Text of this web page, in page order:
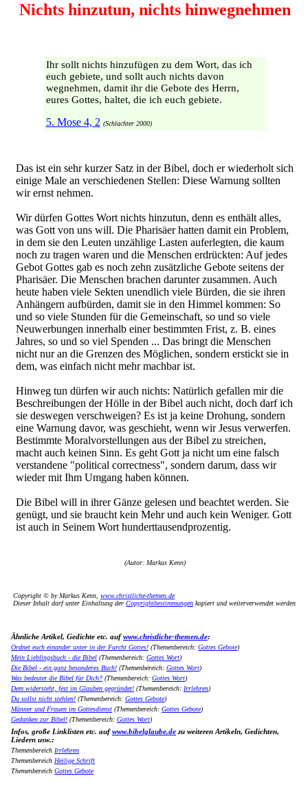
Nichts hinzutun, nichts hinwegnehmen
Ihr sollt nichts hinzufügen zu dem Wort, das ich
euch gebiete, und sollt auch nichts davon
wegnehmen, damit ihr die Gebote des Herrn,
eures Gottes, haltet, die ich euch gebiete.
5. Mose 4, 2 (Schlachter 2000)
Das ist ein sehr kurzer Satz in der Bibel, doch er wiederholt sich
einige Male an verschiedenen Stellen: Diese Warnung sollten
wir ernst nehmen.
Wir dürfen Gottes Wort nichts hinzutun, denn es enthält alles,
was Gott von uns will. Die Pharisäer hatten damit ein Problem,
in dem sie den Leuten unzählige Lasten auferlegten, die kaum
noch zu tragen waren und die Menschen erdrückten: Auf jedes
Gebot Gottes gab es noch zehn zusätzliche Gebote seitens der
Pharisäer. Die Menschen brachen darunter zusammen. Auch
heute haben viele Sekten unendlich viele Bürden, die sie ihren
Anhängern aufbürden, damit sie in den Himmel kommen: So
und so viele Stunden für die Gemeinschaft, so und so viele
Neuwerbungen innerhalb einer bestimmten Frist, z. B. eines
Jahres, so und so viel Spenden ... Das bringt die Menschen
nicht nur an die Grenzen des Möglichen, sondern erstickt sie in
dem, was einfach nicht mehr machbar ist.
Hinweg tun dürfen wir auch nichts: Natürlich gefallen mir die
Beschreibungen der Hölle in der Bibel auch nicht, doch darf ich
sie deswegen verschweigen? Es ist ja keine Drohung, sondern
eine Warnung davor, was geschieht, wenn wir Jesus verwerfen.
Bestimmte Moralvorstellungen aus der Bibel zu streichen,
macht auch keinen Sinn. Es geht Gott ja nicht um eine falsch
verstandene "political correctness", sondern darum, dass wir
wieder mit Ihm Umgang haben können.
Die Bibel will in ihrer Gänze gelesen und beachtet werden. Sie
genügt, und sie braucht kein Mehr und auch kein Weniger. Gott
ist auch in Seinem Wort hunderttausendprozentig.
(Autor: Markus Kenn)
Copyright © by Markus Kenn, www.christliche-themen.de
Dieser Inhalt darf unter Einhaltung der Copyrightbestimmungen kopiert und weiterverwendet werden
Ähnliche Artikel, Gedichte etc. aufwww.christliche-themen.de:
Ordnet euch einander unter in der Furcht Gottes! (Themenbereich: Gottes Gebote)
Mein Lieblingsbuch - die Bibel (Themenbereich: Gottes Wort)
Die Bibel - ein ganz besonderes Buch! (Themenbereich: Gottes Wort)
Was bedeutet die Bibel für Dich? (Themenbereich: Gottes Wort)
Dem widersteht, fest im Glauben gegründet! (Themenbereich: Irrlehren)
Du sollst nicht stehlen! (Themenbereich: Gottes Gebote)
Männer und Frauen im Gottesdienst (Themenbereich: Gottes Gebote)
Gedanken zur Bibel! (Themenbereich: Gottes Wort)
Infos, große Linklisten etc. aufwww.bibelglaube.de zu weiteren Artikeln, Gedichten,
Liedern usw.:
Themenbereich Irrlehren
Themenbereich Heilige Schrift
Themenbereich Gottes Gebote